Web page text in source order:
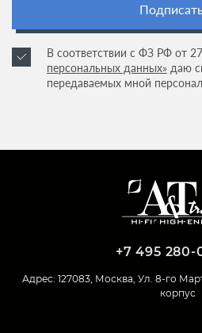
В соответствии с ФЗ РФ от
персональных данных» даю
передаваемых мной
+7 495
Адрес: 127083, Москва, Ул. 8-го
корпус